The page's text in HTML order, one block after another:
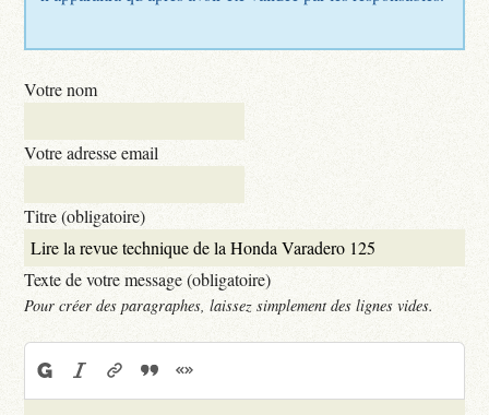
Votre nom
Votre adresse email
Titre (obligatoire)
Texte de votre message (obligatoire)
Pour créer des paragraphes, laissez simplement des lignes vides.